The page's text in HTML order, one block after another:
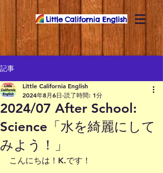
記事
2024/07 After School:
Science「水を綺麗にして
みよう！」
Little California English
2024年8月6日 読了時間: 1分
こんにちは！K.です！